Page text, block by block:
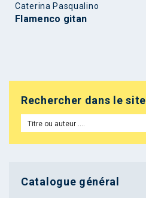
Caterina Pasqualino
Flamenco gitan
Rechercher dans le site
Catalogue général